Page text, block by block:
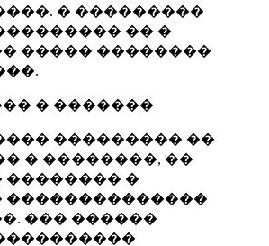
� ���������
�� �
����� ��������
� �������
��������� ��
� ��������, ��
�������� �
��������������
��� ������